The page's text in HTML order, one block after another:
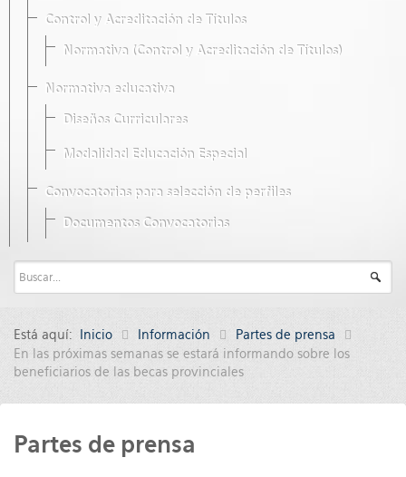
Control y Acreditación de Títulos
Normativa (Control y Acreditación de Títulos)
Normativa educativa
Diseños Curriculares
Modalidad Educación Especial
Convocatorias para selección de perfiles
Documentos Convocatorias
Está aquí: Inicio Información
Partes de prensa
En las próximas semanas se estará informando sobre los
beneficiarios de las becas provinciales
Partes de prensa